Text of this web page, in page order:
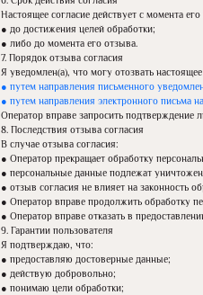
Настоящее согласие действует с момента
● до достижения целей обработки;
● либо до момента его отзыва.
7. Порядок отзыва согласия
Я уведомлен(а), что могу отозвать настоящее
● путем направления письменного
● путем направления электронного письма
Оператор вправе запросить подтверждение
8. Последствия отзыва согласия
В случае отзыва согласия:
● Оператор прекращает обработку
● персональные данные подлежат
● отзыв согласия не влияет на законность
● Оператор вправе продолжить обработку
● Оператор вправе отказать в
9. Гарантии пользователя
Я подтверждаю, что:
● предоставляю достоверные данные;
● действую добровольно;
● понимаю цели обработки;